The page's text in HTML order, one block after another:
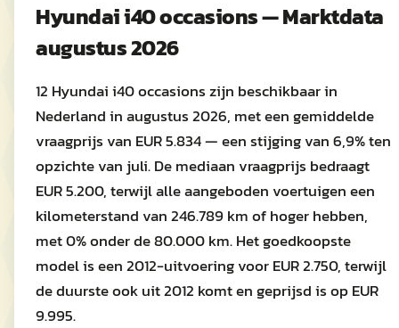
Hyundai i40 occasions — Marktdata
augustus 2026
12 Hyundai i40 occasions zijn beschikbaar in
Nederland in augustus 2026, met een gemiddelde
vraagprijs van EUR 5.834 — een stijging van 6,9% ten
opzichte van juli. De mediaan vraagprijs bedraagt
EUR 5.200, terwijl alle aangeboden voertuigen een
kilometerstand van 246.789 km of hoger hebben,
met 0% onder de 80.000 km. Het goedkoopste
model is een 2012-uitvoering voor EUR 2.750, terwijl
de duurste ook uit 2012 komt en geprijsd is op EUR
9.995.